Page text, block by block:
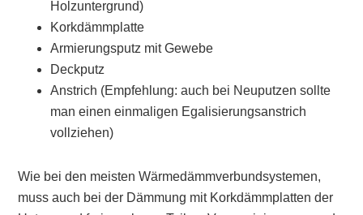
Holzuntergrund)
Korkdämmplatte
Armierungsputz mit Gewebe
Deckputz
Anstrich (Empfehlung: auch bei Neuputzen sollte
man einen einmaligen Egalisierungsanstrich
vollziehen)
Wie bei den meisten Wärmedämmverbundsystemen,
muss auch bei der Dämmung mit Korkdämmplatten der